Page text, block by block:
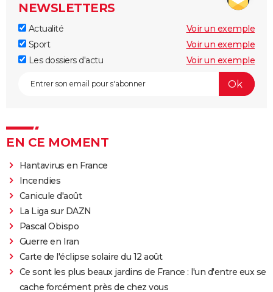
NEWSLETTERS
Actualité
Voir un exemple
Sport
Voir un exemple
Les dossiers d'actu
Voir un exemple
EN CE MOMENT
Hantavirus en France
Incendies
Canicule d'août
La Liga sur DAZN
Pascal Obispo
Guerre en Iran
Carte de l'éclipse solaire du 12 août
Ce sont les plus beaux jardins de France : l'un d'entre eux se
cache forcément près de chez vous